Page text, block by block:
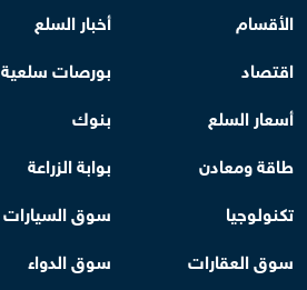
الأقسام
أخبار السلع
اقتصاد
بورصات سلعية
أسعار السلع
بنوك
طاقة ومعادن
بوابة الزراعة
تكنولوجيا
سوق السيارات
سوق العقارات
سوق الدواء